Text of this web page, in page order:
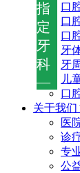
指
定
牙
科
—
口
口
口
牙
牙
儿
口
关于我
医
诊
专
公